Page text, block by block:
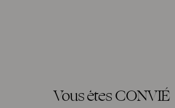
Vous êtes CONVIÉ